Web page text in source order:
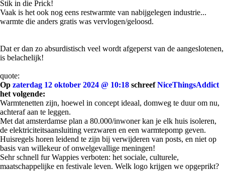
Stik in die Prick!
Vaak is het ook nog eens restwarmte van nabijgelegen industrie...
warmte die anders gratis was vervlogen/geloosd.
Dat er dan zo absurdistisch veel wordt afgeperst van de aangeslotenen,
is belachelijk!
quote:
Op zaterdag 12 oktober 2024 @ 10:18 schreefNiceThingsAddict
het volgende:
Warmtenetten zijn, hoewel in concept ideaal, domweg te duur om nu,
achteraf aan te leggen.
Met dat amsterdamse plan a 80.000/inwoner kan je elk huis isoleren,
de elektriciteitsaansluiting verzwaren en een warmtepomp geven.
Huisregels horen leidend te zijn bij verwijderen van posts, en niet op
basis van willekeur of onwelgevallige meningen!
Sehr schnell fur Wappies verboten: het sociale, culturele,
maatschappelijke en festivale leven. Welk logo krijgen we opgeprikt?